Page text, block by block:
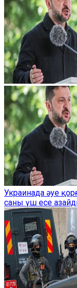
Украинада әуе
саны үш есе